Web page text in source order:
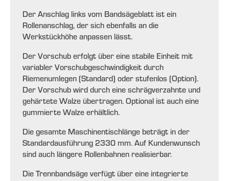
Der Anschlag links vom Bandsägeblatt ist ein
Rollenanschlag, der sich ebenfalls an die
Werkstückhöhe anpassen lässt.
Der Vorschub erfolgt über eine stabile Einheit mit
variabler Vorschubgeschwindigkeit durch
Riemenumlegen (Standard) oder stufenlos (Option).
Der Vorschub wird durch eine schrägverzahnte und
gehärtete Walze übertragen. Optional ist auch eine
gummierte Walze erhältlich.
Die gesamte Maschinentischlänge beträgt in der
Standardausführung 2330 mm. Auf Kundenwunsch
sind auch längere Rollenbahnen realisierbar.
Die Trennbandsäge verfügt über eine integrierte